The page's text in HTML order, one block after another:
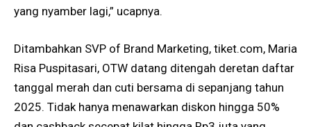
yang nyamber lagi,” ucapnya.
Ditambahkan SVP of Brand Marketing, tiket.com, Maria
Risa Puspitasari, OTW datang ditengah deretan daftar
tanggal merah dan cuti bersama di sepanjang tahun
2025. Tidak hanya menawarkan diskon hingga 50%